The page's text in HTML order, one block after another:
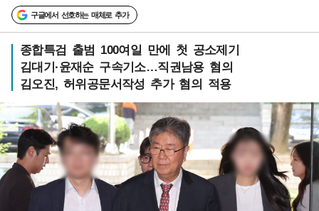
구글에서 선호하는 매체로 추가
종합특검 출범 100여일 만에 첫 공소제기
김대기·윤재순 구속기소…직권남용 혐의
김오진, 허위공문서작성 추가 혐의 적용